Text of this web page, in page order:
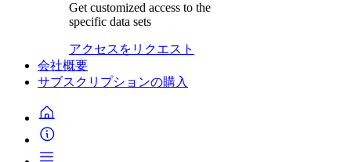
Get customized access to the
specific data sets
アクセスをリクエスト
会社概要
サブスクリプションの購入